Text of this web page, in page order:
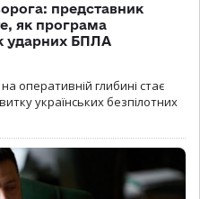
представник
як програма
ударних БПЛА
оперативній глибині стає
українських безпілотних